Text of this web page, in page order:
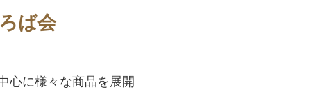
ば会
心に様々な商品を展開